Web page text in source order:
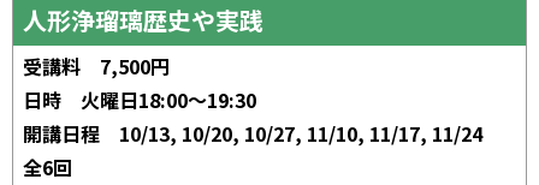
人形浄瑠璃歴史や実践
受講料
7,500円
日時
火曜日18:00～19:30
開講日程
10/13, 10/20, 10/27, 11/10, 11/17, 11/24
全6回